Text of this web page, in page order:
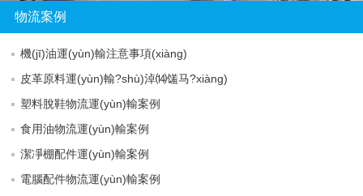
物流案例
機(jī)油運(yùn)輸注意事項(xiàng)
皮革原料運(yùn)輸?shù)淖⒁馐马?xiàng)
塑料脫鞋物流運(yùn)輸案例
食用油物流運(yùn)輸案例
潔凈棚配件運(yùn)輸案例
電腦配件物流運(yùn)輸案例